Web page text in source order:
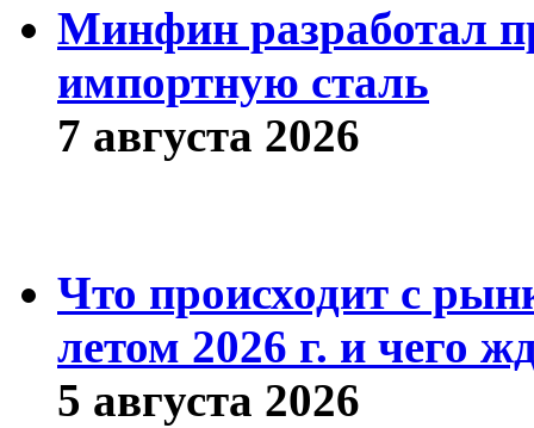
Минфин разработал
импортную сталь
7 августа 2026
Что происходит с
летом 2026 г. и чего
5 августа 2026